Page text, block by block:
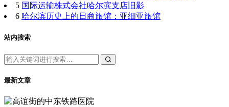
5 国际运输株式会社哈尔滨支店旧影
6 哈尔滨历史上的日商旅馆：亚细亚旅馆
站内搜索
最新文章